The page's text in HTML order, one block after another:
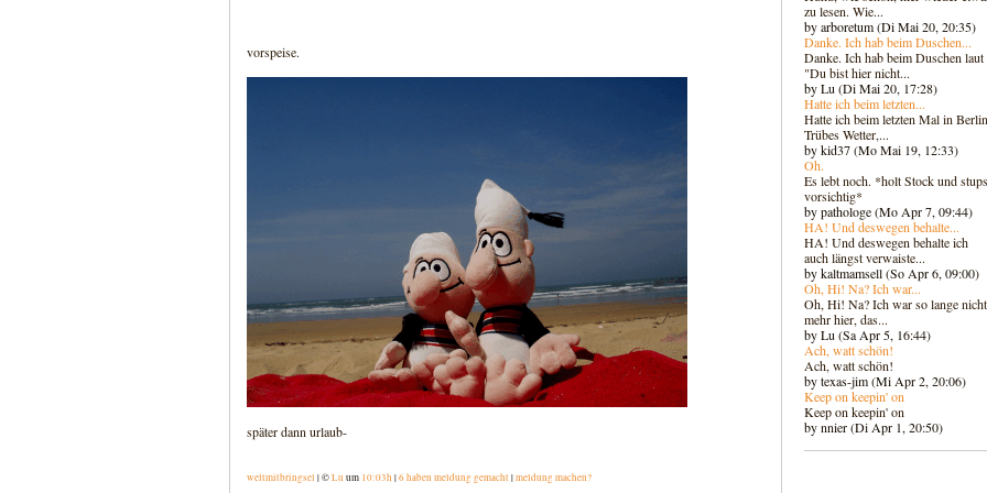
vorspeise.
später dann urlaub-
weltmitbringsel | ©Lu um 10:03h |6 haben meldung gemacht|meldung machen?
zu lesen. Wie...
by arboretum (Di Mai 20, 20:35)
Danke. Ich hab beim Duschen...
Danke. Ich hab beim Duschen laut
"Du bist hier nicht...
by Lu (Di Mai 20, 17:28)
Hatte ich beim letzten...
Hatte ich beim letzten Mal in
Trübes Wetter,...
by kid37 (Mo Mai 19, 12:33)
Oh.
Es lebt noch. *holt Stock und
vorsichtig*
by pathologe (Mo Apr 7, 09:44)
HA! Und deswegen behalte...
HA! Und deswegen behalte ich
auch längst verwaiste...
by kaltmamsell (So Apr 6, 09:00)
Oh, Hi! Na? Ich war...
Oh, Hi! Na? Ich war so lange nicht
mehr hier, das...
by Lu (Sa Apr 5, 16:44)
Ach, watt schön!
Ach, watt schön!
by texas-jim (Mi Apr 2, 20:06)
Keep on keepin' on
Keep on keepin' on
by nnier (Di Apr 1, 20:50)